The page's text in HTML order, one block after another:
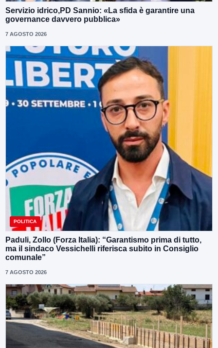
Servizio idrico,PD Sannio: «La sfida è garantire una
governance davvero pubblica»
7 AGOSTO 2026
POLITICA
Paduli, Zollo (Forza Italia): “Garantismo prima di tutto,
ma il sindaco Vessichelli riferisca subito in Consiglio
comunale”
7 AGOSTO 2026